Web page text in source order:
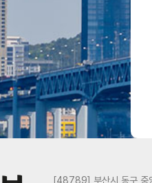
[48789] 부산시 동구 중